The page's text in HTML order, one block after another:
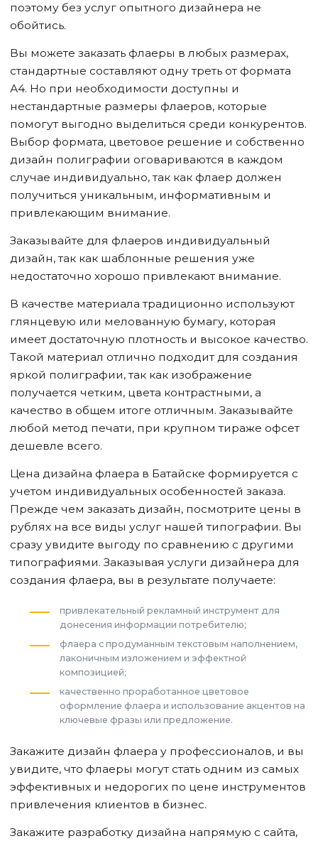
поэтому без услуг опытного дизайнера не
обойтись.
Вы можете заказать флаеры в любых размерах,
стандартные составляют одну треть от формата
А4. Но при необходимости доступны и
нестандартные размеры флаеров, которые
помогут выгодно выделиться среди конкурентов.
Выбор формата, цветовое решение и собственно
дизайн полиграфии оговариваются в каждом
случае индивидуально, так как флаер должен
получиться уникальным, информативным и
привлекающим внимание.
Заказывайте для флаеров индивидуальный
дизайн, так как шаблонные решения уже
недостаточно хорошо привлекают внимание.
В качестве материала традиционно используют
глянцевую или мелованную бумагу, которая
имеет достаточную плотность и высокое качество.
Такой материал отлично подходит для создания
яркой полиграфии, так как изображение
получается четким, цвета контрастными, а
качество в общем итоге отличным. Заказывайте
любой метод печати, при крупном тираже офсет
дешевле всего.
Цена дизайна флаера в Батайске формируется с
учетом индивидуальных особенностей заказа.
Прежде чем заказать дизайн, посмотрите цены в
рублях на все виды услуг нашей типографии. Вы
сразу увидите выгоду по сравнению с другими
типографиями. Заказывая услуги дизайнера для
создания флаера, вы в результате получаете:
привлекательный рекламный инструмент для
донесения информации потребителю;
флаера с продуманным текстовым наполнением,
лаконичным изложением и эффектной
композицией;
качественно проработанное цветовое
оформление флаера и использование акцентов на
ключевые фразы или предложение.
Закажите дизайн флаера у профессионалов, и вы
увидите, что флаеры могут стать одним из самых
эффективных и недорогих по цене инструментов
привлечения клиентов в бизнес.
Закажите разработку дизайна напрямую с сайта,